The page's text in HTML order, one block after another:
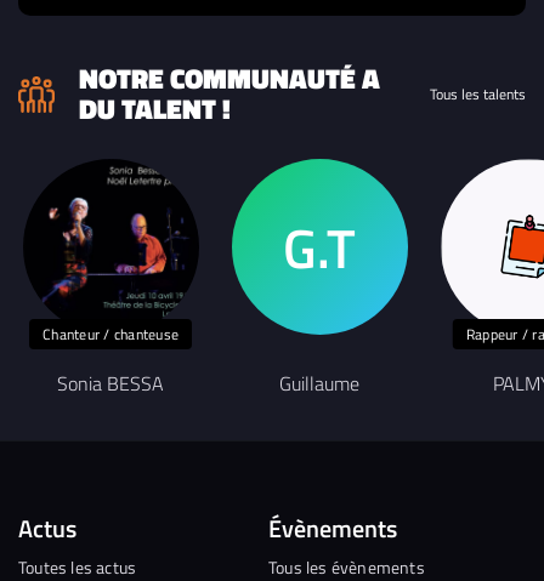
NOTRE COMMUNAUTÉ A
DU TALENT ! Tous les talents
Chanteur / chanteuse
Sonia BESSA Guillaume
Rappeur /
Actus
Toutes les actus
Évènements
Tous les évènements